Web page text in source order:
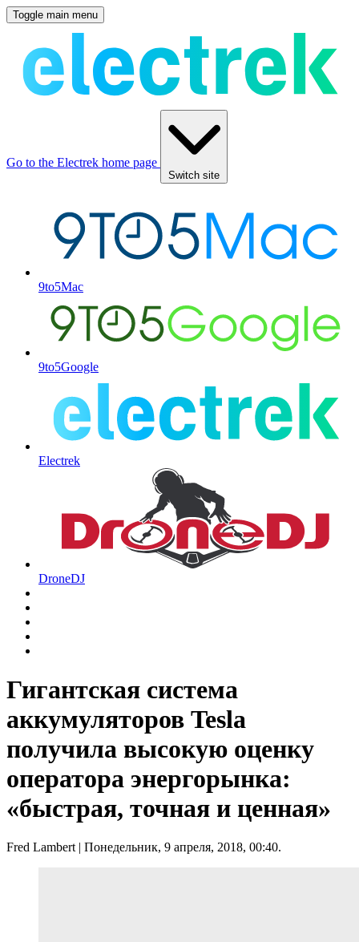
Toggle main menu
Go to the Electrek home page
Switch site
9to5Mac
9to5Google
Electrek
DroneDJ
Гигантская система
аккумуляторов Tesla
получила высокую оценку
оператора энергорынка:
«быстрая, точная и ценная»
Fred Lambert| Понедельник, 9 апреля, 2018, 00:40.